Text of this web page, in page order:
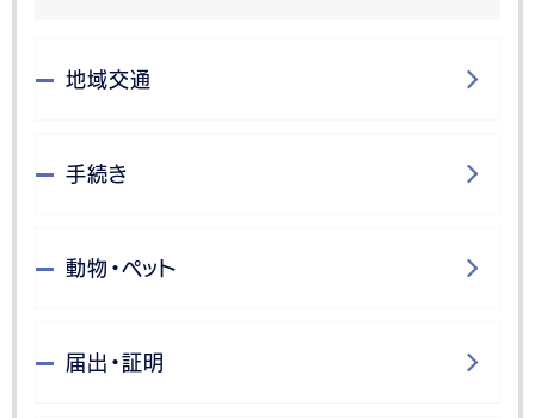
地域交通
手続き
動物・ペット
届出・証明